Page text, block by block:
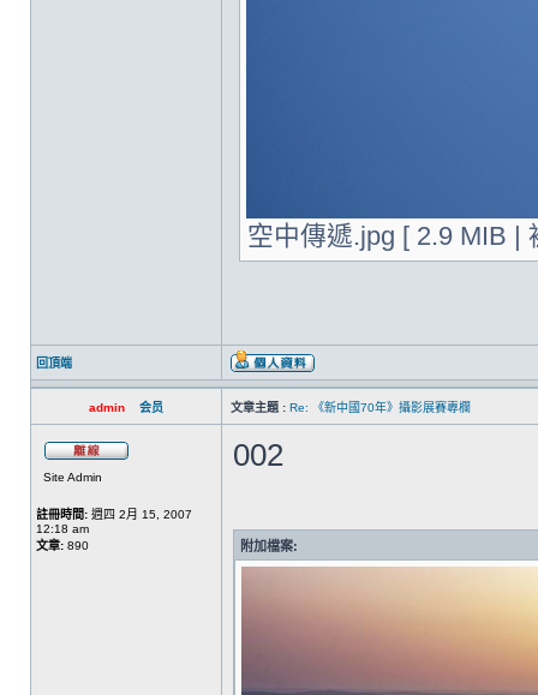
空中傳遞.jpg [ 2.9 MIB |
回頂端
admin 会员 文章主題 : Re: 《新中國70年》攝影展賽專欄
Site Admin
註冊時間: 週四 2月 15, 2007
12:18 am
文章: 890
002
附加檔案: